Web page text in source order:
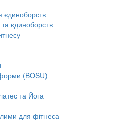
єдиноборств
єдиноборств
(BOSU)
та Йога
для фітнеса